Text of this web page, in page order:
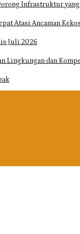
Infrastruktur
Atasi Ancaman
Juli 2026
Lingkungan dan